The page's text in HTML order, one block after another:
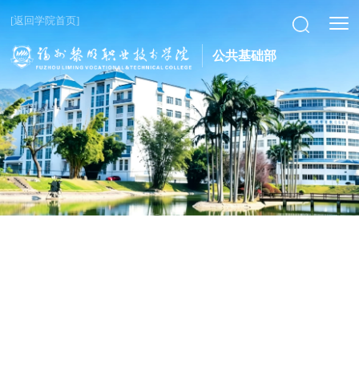
[返回学院首页]
公共基础部